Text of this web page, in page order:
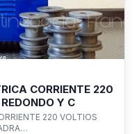
CORRIENTE 220
Y C
220 VOLTIOS